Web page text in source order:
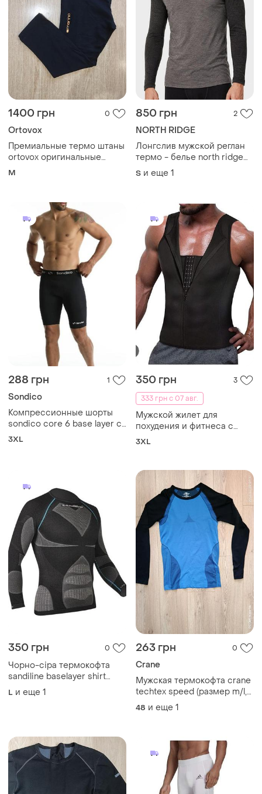
1400 грн 0
Ortovox
Премиальные термо штаны
ortovox оригинальные
бриджи шерсть мериноса
M
850 грн 2
NORTH RIDGE
Лонгслив мужской реглан
термо - белье north ridge
футболка длинный рукав из
мериносовой шерсти
S и еще 1
288 грн 1
Sondico
Компрессионные шорты
sondico core 6 base layer с
эластичным поясом и
3XL
350 грн
3
333 грн с 07 авг.
Мужской жилет для
похудения и фитнеса с
эффектом сауны и
3XL
350 грн 0
Чорно-сіра термокофта
sandiline baselayer shirt
matrix має ергономічний
дизайн із синіми
L и еще 1
263 грн 0
Crane
Мужская термокофта crane
techtex speed (размер m/l,
48/50)
48 и еще 1